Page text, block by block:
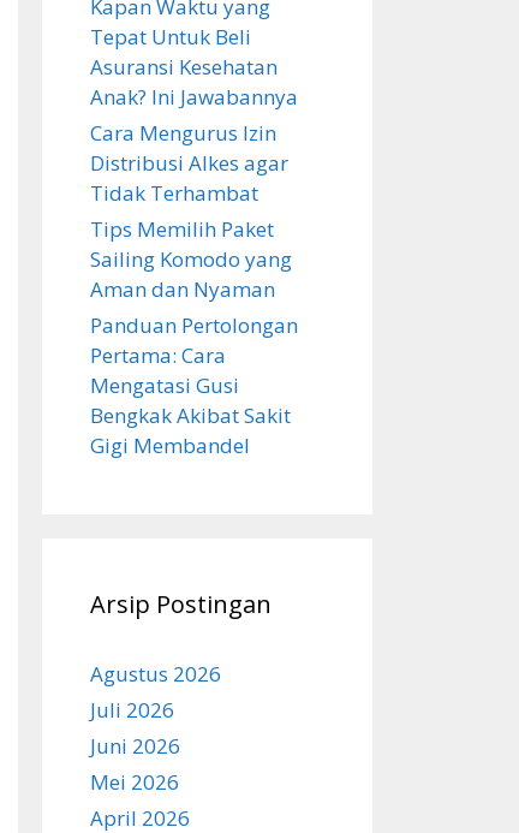
Kapan Waktu yang
Tepat Untuk Beli
Asuransi Kesehatan
Anak? Ini Jawabannya
Cara Mengurus Izin
Distribusi Alkes agar
Tidak Terhambat
Tips Memilih Paket
Sailing Komodo yang
Aman dan Nyaman
Panduan Pertolongan
Pertama: Cara
Mengatasi Gusi
Bengkak Akibat Sakit
Gigi Membandel
Arsip Postingan
Agustus 2026
Juli 2026
Juni 2026
Mei 2026
April 2026